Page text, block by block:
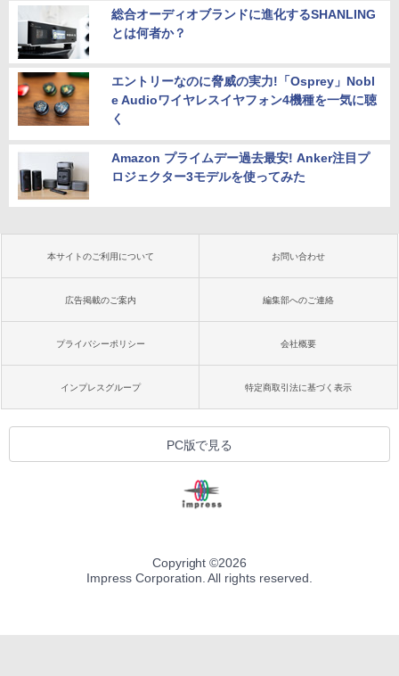
総合オーディオブランドに進化するSHANLING
とは何者か？
エントリーなのに脅威の実力!「Osprey」Nobl
e Audioワイヤレスイヤフォン4機種を一気に聴
く
Amazon プライムデー過去最安! Anker注目プ
ロジェクター3モデルを使ってみた
本サイトのご利用について お問い合わせ
広告掲載のご案内 編集部へのご連絡
プライバシーポリシー 会社概要
インプレスグループ 特定商取引法に基づく表示
PC版で見る
Copyright ©2026
Impress Corporation. All rights reserved.